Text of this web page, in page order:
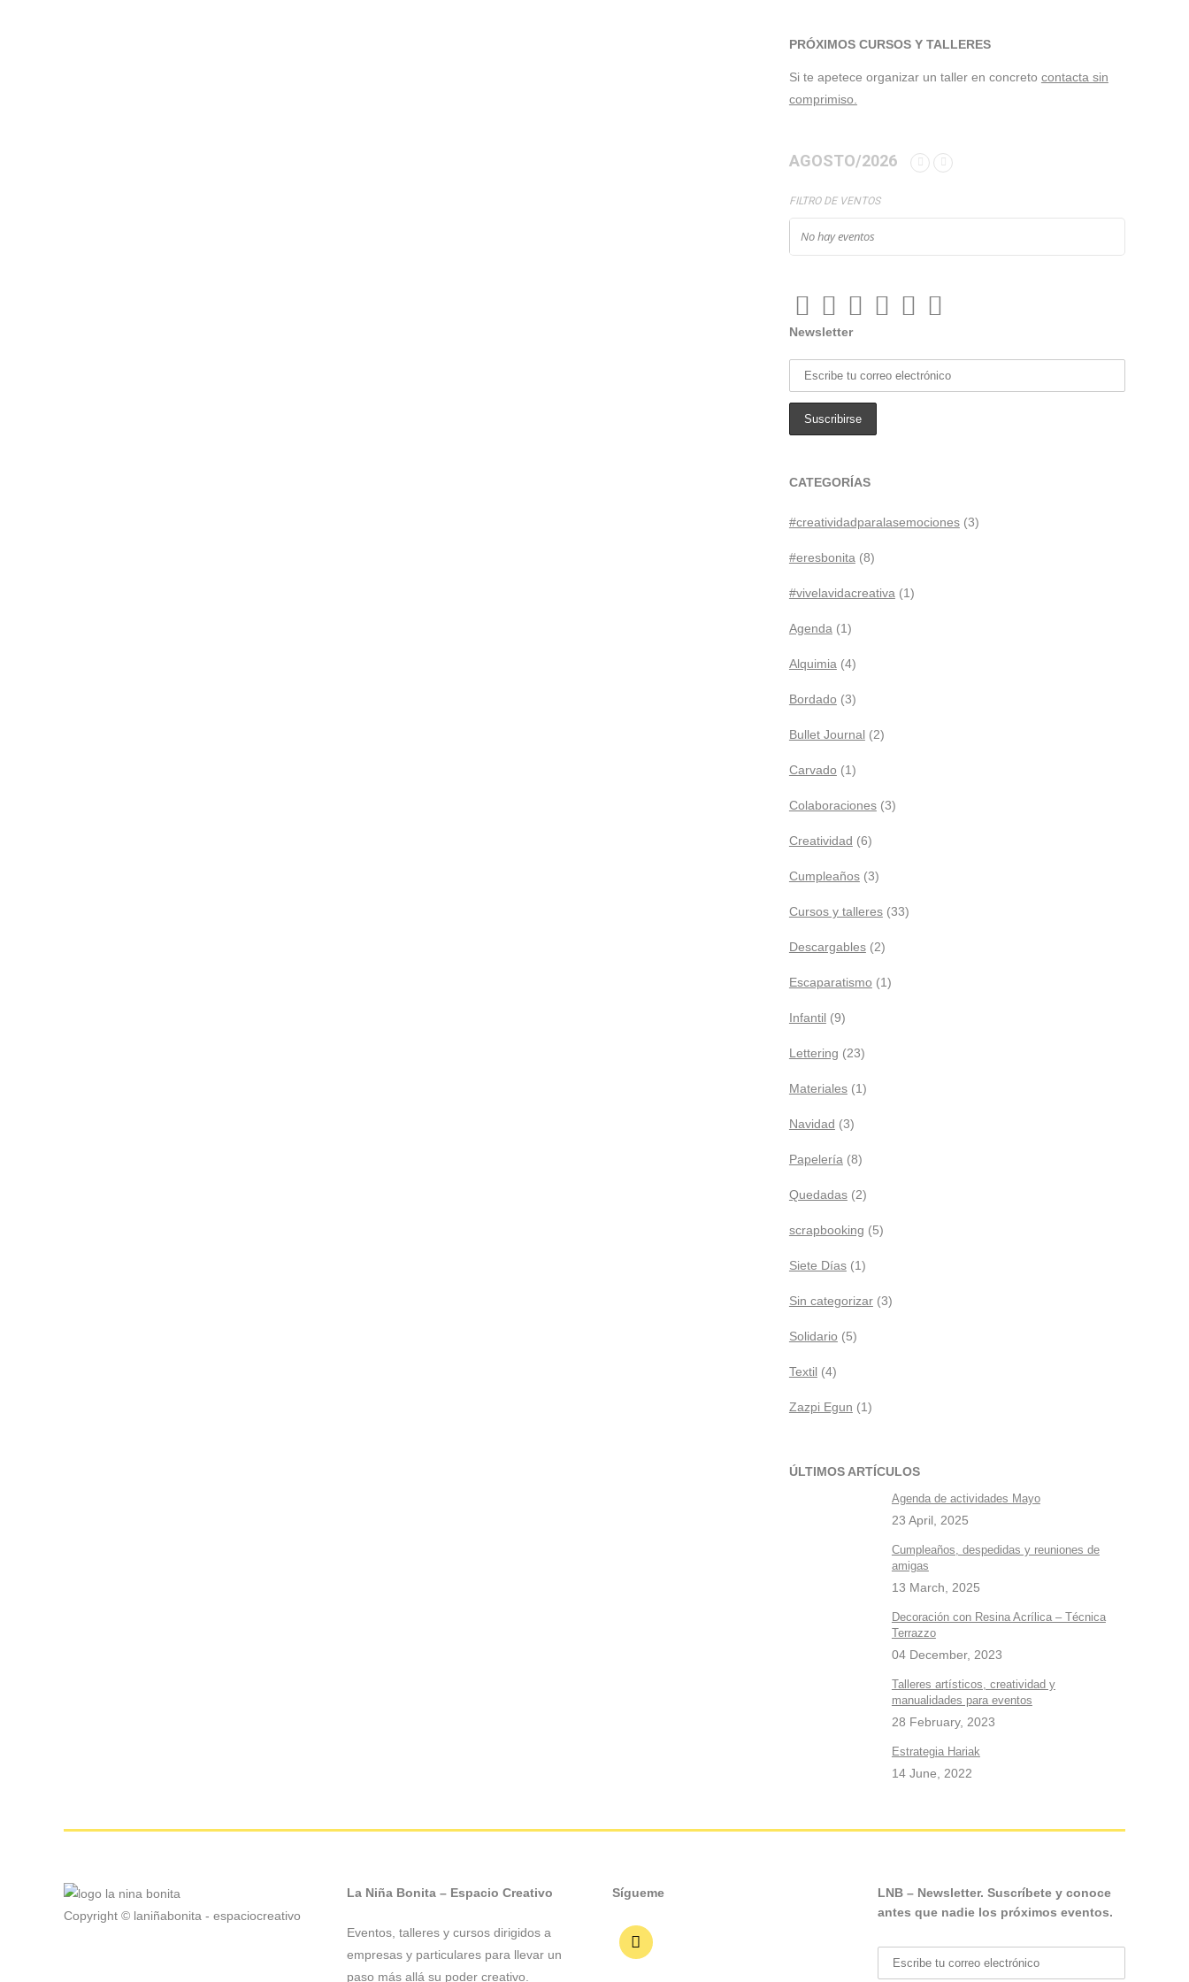
PRÓXIMOS CURSOS Y TALLERES
Si te apetece organizar un taller en concreto contacta sin
comprimiso.
AGOSTO/2026
FILTRO DE VENTOS
No hay eventos
Newsletter
CATEGORÍAS
#creatividadparalasemociones(3)
#eresbonita (8)
#vivelavidacreativa (1)
Agenda (1)
Alquimia (4)
Bordado (3)
Bullet Journal (2)
Carvado (1)
Colaboraciones(3)
Creatividad (6)
Cumpleaños(3)
Cursos y talleres(33)
Descargables(2)
Escaparatismo (1)
Infantil (9)
Lettering (23)
Materiales(1)
Navidad (3)
Papelería (8)
Quedadas(2)
scrapbooking (5)
Siete Días(1)
Sin categorizar(3)
Solidario (5)
Textil (4)
Zazpi Egun (1)
ÚLTIMOS ARTÍCULOS
Agenda de actividades Mayo
23 April, 2025
Cumpleaños, despedidas y reuniones de
amigas
13 March, 2025
Decoración con Resina Acrílica – Técnica
Terrazzo
04 December, 2023
Talleres artísticos, creatividad y
manualidades para eventos
28 February, 2023
Estrategia Hariak
14 June, 2022
Copyright © laniñabonita - espaciocreativo
La Niña Bonita – Espacio Creativo
Eventos, talleres y cursos dirigidos a
empresas y particulares para llevar un
paso más allá su poder creativo.
Sígueme
LNB – Newsletter. Suscríbete y conoce
antes que nadie los próximos eventos.